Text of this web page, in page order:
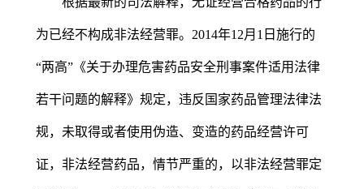
为已经不构成非法经营罪。2014年12月1日施行的
“两高”《关于办理危害药品安全刑事案件适用法律
若干问题的解释》规定，违反国家药品管理法律法
规，未取得或者使用伪造、变造的药品经营许可
证，非法经营药品，情节严重的，以非法经营罪定